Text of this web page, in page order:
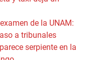
de la UNAM:
a tribunales
serpiente en la